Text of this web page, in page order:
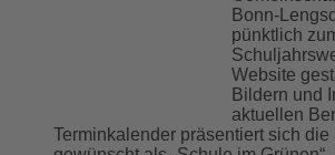
Bonn-
pünktlich
Website
Bildern und
aktuellen
Terminkalender präsentiert sich